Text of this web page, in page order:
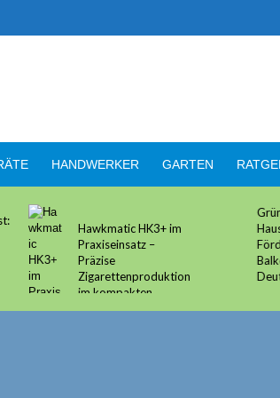
HANDWERKER GARTEN
Hawkmatic HK3+ im
Praxiseinsatz –
Präzise
Zigarettenproduktion
im kompakten
Gewand